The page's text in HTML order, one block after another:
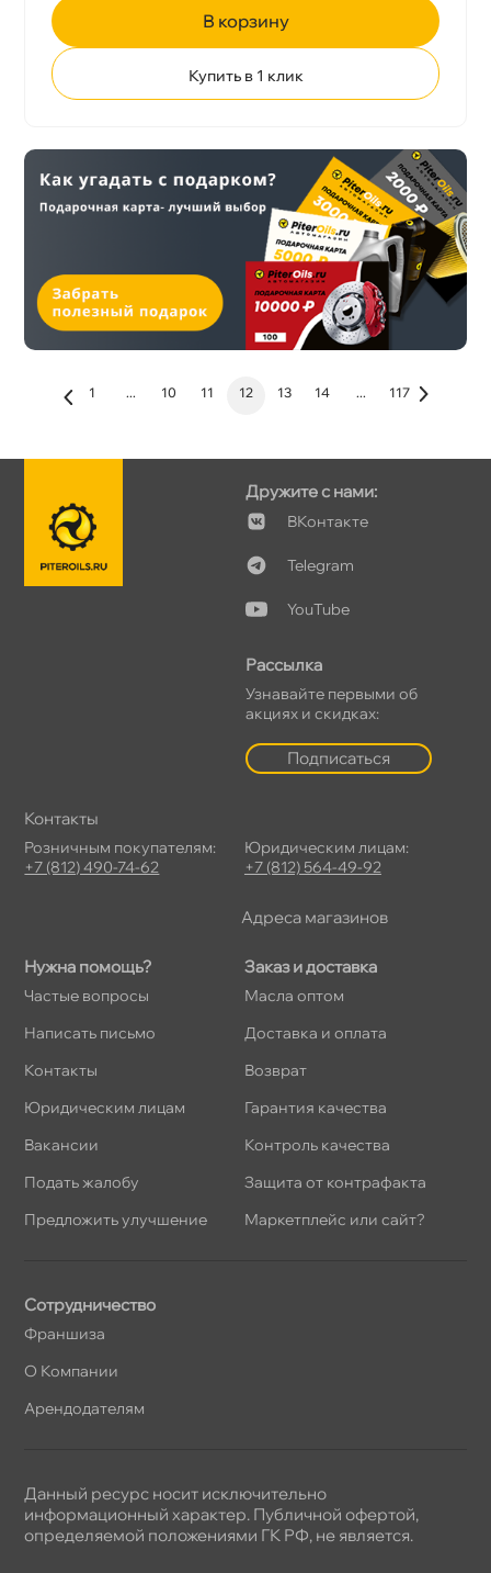
корзину
Купить в 1 клик
1 ... 10 11 12 13 14 ... 117
Нужна помощь?
Частые вопросы
Написать письмо
Контакты
Юридическим лицам
акансии
Подать жалобу
Предложить улучшение
Заказ и доставка
Масла оптом
Доставка и оплата
озврат
Гарантия качества
Контроль качества
Защита от контрафакта
Маркетплейс или сайт?
Дружите с нами:
Контакте
Telegram
YouTube
Рассылка
Узнавайте первыми о
акциях и скидках:
Подписаться
Сотрудничество
Франшиза
О Компании
Арендодателям
Контакты
Розничным покупателям:
+7 (812) 490-74-62
Юридическим лицам:
+7 (812) 564-49-92
Адреса магазино
Данный ресурс носит исключительно
информационный характер. Публичной офертой,
определяемой положениями ГК РФ, не является.